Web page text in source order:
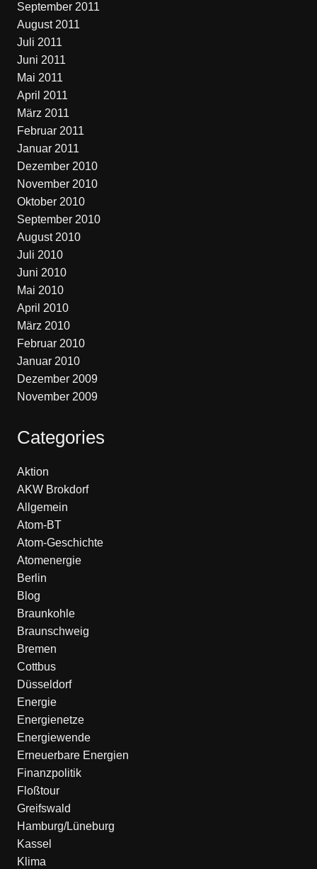
September 2011
August 2011
Juli 2011
Juni 2011
Mai 2011
April 2011
März 2011
Februar 2011
Januar 2011
Dezember 2010
November 2010
Oktober 2010
September 2010
August 2010
Juli 2010
Juni 2010
Mai 2010
April 2010
März 2010
Februar 2010
Januar 2010
Dezember 2009
November 2009
Categories
Aktion
AKW Brokdorf
Allgemein
Atom-BT
Atom-Geschichte
Atomenergie
Berlin
Blog
Braunkohle
Braunschweig
Bremen
Cottbus
Düsseldorf
Energie
Energienetze
Energiewende
Erneuerbare Energien
Finanzpolitik
Floßtour
Greifswald
Hamburg/Lüneburg
Kassel
Klima